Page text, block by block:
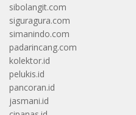
sibolangit.com
siguragura.com
simanindo.com
padarincang.com
kolektor.id
pelukis.id
pancoran.id
jasmani.id